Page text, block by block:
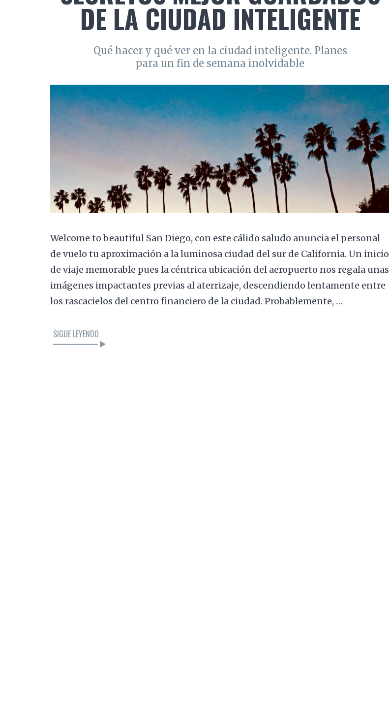
DE LA CIUDAD INTELIGENTE
Qué hacer y qué ver en la ciudad inteligente. Planes
para un fin de semana inolvidable
Welcome to beautiful San Diego, con este cálido saludo anuncia el personal
de vuelo tu aproximación a la luminosa ciudad del sur de California. Un inicio
de viaje memorable pues la céntrica ubicación del aeropuerto nos regala unas
imágenes impactantes previas al aterrizaje, descendiendo lentamente entre
los rascacielos del centro financiero de la ciudad. Probablemente, …
SIGUE LEYENDO